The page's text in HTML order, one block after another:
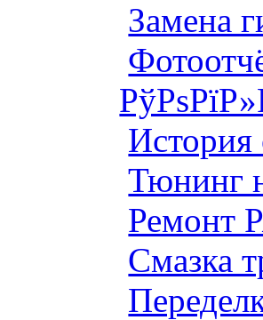
Замена
Тюнинг
Ремонт
Смазка